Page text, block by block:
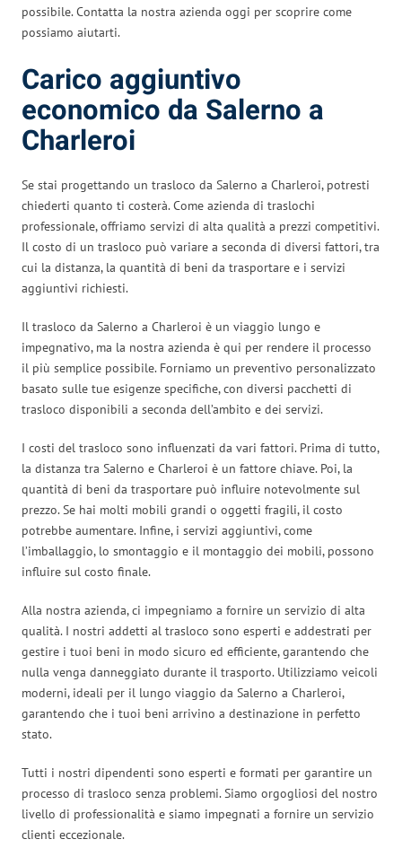
possibile. Contatta la nostra azienda oggi per scoprire come
possiamo aiutarti.
Carico aggiuntivo
economico da Salerno a
Charleroi
Se stai progettando un trasloco da Salerno a Charleroi, potresti
chiederti quanto ti costerà. Come azienda di traslochi
professionale, offriamo servizi di alta qualità a prezzi competitivi.
Il costo di un trasloco può variare a seconda di diversi fattori, tra
cui la distanza, la quantità di beni da trasportare e i servizi
aggiuntivi richiesti.
Il trasloco da Salerno a Charleroi è un viaggio lungo e
impegnativo, ma la nostra azienda è qui per rendere il processo
il più semplice possibile. Forniamo un preventivo personalizzato
basato sulle tue esigenze specifiche, con diversi pacchetti di
trasloco disponibili a seconda dell’ambito e dei servizi.
I costi del trasloco sono influenzati da vari fattori. Prima di tutto,
la distanza tra Salerno e Charleroi è un fattore chiave. Poi, la
quantità di beni da trasportare può influire notevolmente sul
prezzo. Se hai molti mobili grandi o oggetti fragili, il costo
potrebbe aumentare. Infine, i servizi aggiuntivi, come
l’imballaggio, lo smontaggio e il montaggio dei mobili, possono
influire sul costo finale.
Alla nostra azienda, ci impegniamo a fornire un servizio di alta
qualità. I nostri addetti al trasloco sono esperti e addestrati per
gestire i tuoi beni in modo sicuro ed efficiente, garantendo che
nulla venga danneggiato durante il trasporto. Utilizziamo veicoli
moderni, ideali per il lungo viaggio da Salerno a Charleroi,
garantendo che i tuoi beni arrivino a destinazione in perfetto
stato.
Tutti i nostri dipendenti sono esperti e formati per garantire un
processo di trasloco senza problemi. Siamo orgogliosi del nostro
livello di professionalità e siamo impegnati a fornire un servizio
clienti eccezionale.